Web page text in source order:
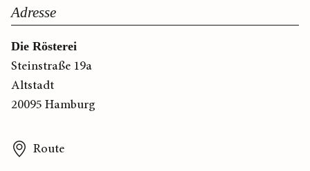
Adresse
Die Rösterei
Steinstraße 19a
Altstadt
20095 Hamburg
Route